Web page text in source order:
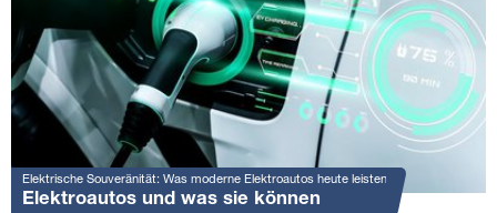
Elektrische Souveränität: Was moderne Elektroautos heute leisten
Elektroautos und was sie können